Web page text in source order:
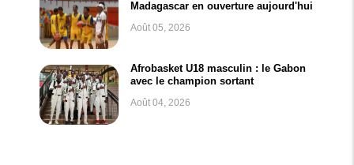
Madagascar en ouverture aujourd'hui
Août 05, 2026
Afrobasket U18 masculin : le Gabon
avec le champion sortant
Août 04, 2026